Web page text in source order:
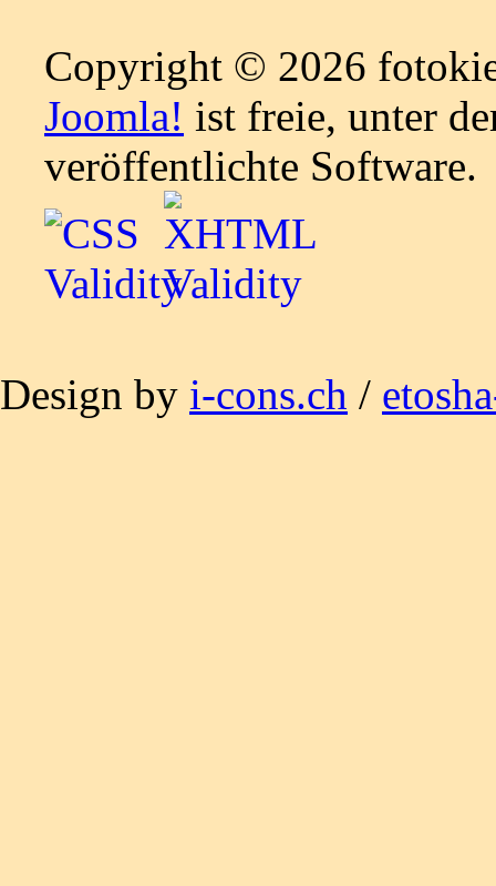
Copyright © 2026
Joomla! ist freie, unter
veröffentlichte Software.
Design by i-cons.ch /